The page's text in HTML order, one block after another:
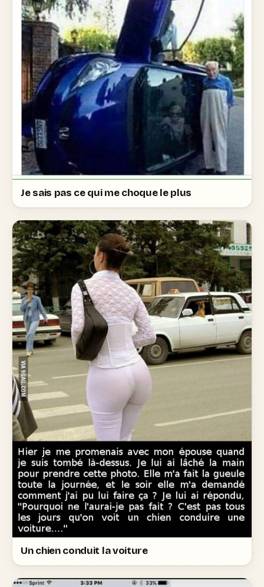
Je sais pas ce qui me choque le plus
Un chien conduit la voiture